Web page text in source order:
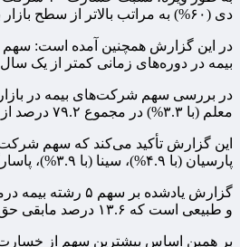
دی (۶۰%) به مراتب بالاتر از سطح بازار بیمه (با ۵۵.۹%) است.
بیمه در دوره‌های زمانی کمتر از یک سال
معلم (با ۳.۳%) در مجموع ۷۹.۲ درصد از حق بیمه تولیدی بازار را به خود اختصاص داده و ۲۰.۸ درصد باقیمانده حق بیمه، توسط ۲۲ شرکت بیمه دیگر تولید شده است.
پارسیان (با ۴.۹%)، سینا (با ۳.۹%)، پاسارگاد (هر کدام با ۳.۱%) و معلم (با ۳%) تعلق دارد؛ در مجموع با ۸۰.۱ درصد و ۱۹.۹ درصد خسارت‌ها نیز توسط ۲۲ شرکت بیمه دیگر پرداخت شده است.
و طبیعی است که ۱۳.۶ درصد مابقی حق بیمه به ۱۱ رشته دیگر اختصاص دارد.